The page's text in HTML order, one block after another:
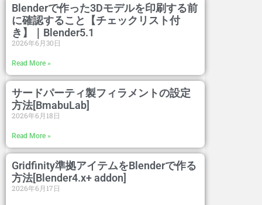
Blenderで作った3Dモデルを印刷する前
に確認すること【チェックリスト付
き】｜Blender5.1
2026年6月30日
Read More »
サードパーティ製フィラメントの設定
方法[BmabuLab]
2026年6月18日
Read More »
Gridfinity準拠アイテムをBlenderで作る
方法[Blender4.x+ addon]
2026年6月17日